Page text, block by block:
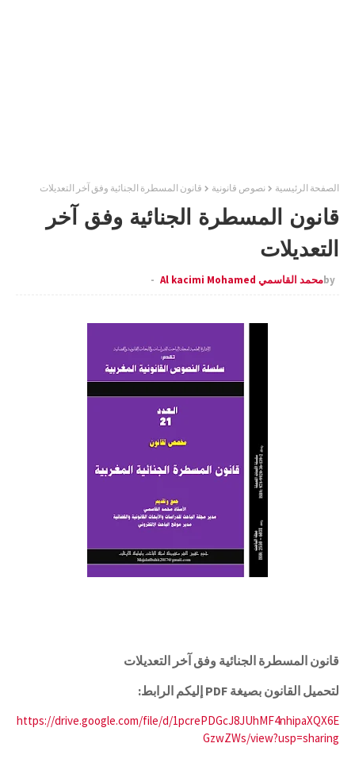
الصفحة الرئيسية نصوص قانونية قانون المسطرة الجنائية وفق آخر التعديلات
قانون المسطرة الجنائية وفق آخر
التعديلات
byمحمد القاسمي Al kacimi Mohamed
قانون المسطرة الجنائية وفق آخر التعديلات
لتحميل القانون بصيغة PDF إليكم الرابط:
https://drive.google.com/file/d/1pcrePDGcJ8JUhMF4nhipaXQX6E
GzwZWs/view?usp=sharing